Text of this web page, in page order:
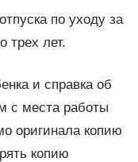
по уходу за
трех лет.
и справка об
с места работы
оригинала копию
копию